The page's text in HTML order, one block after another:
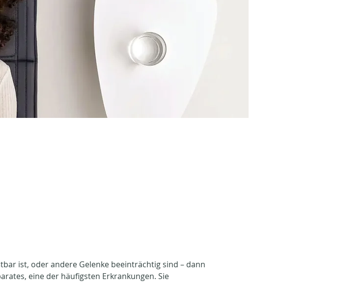
ist, oder andere Gelenke beeinträchtig sind – dann
eine der häufigsten Erkrankungen. Sie